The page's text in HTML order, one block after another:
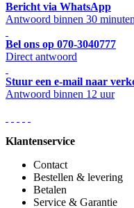
Bericht via WhatsApp
Antwoord binnen 30 minuten
Bel ons op 070-3040777
Direct antwoord
Stuur een e-mail naar
Antwoord binnen 12 uur
Klantenservice
Contact
Bestellen & levering
Betalen
Service & Garantie